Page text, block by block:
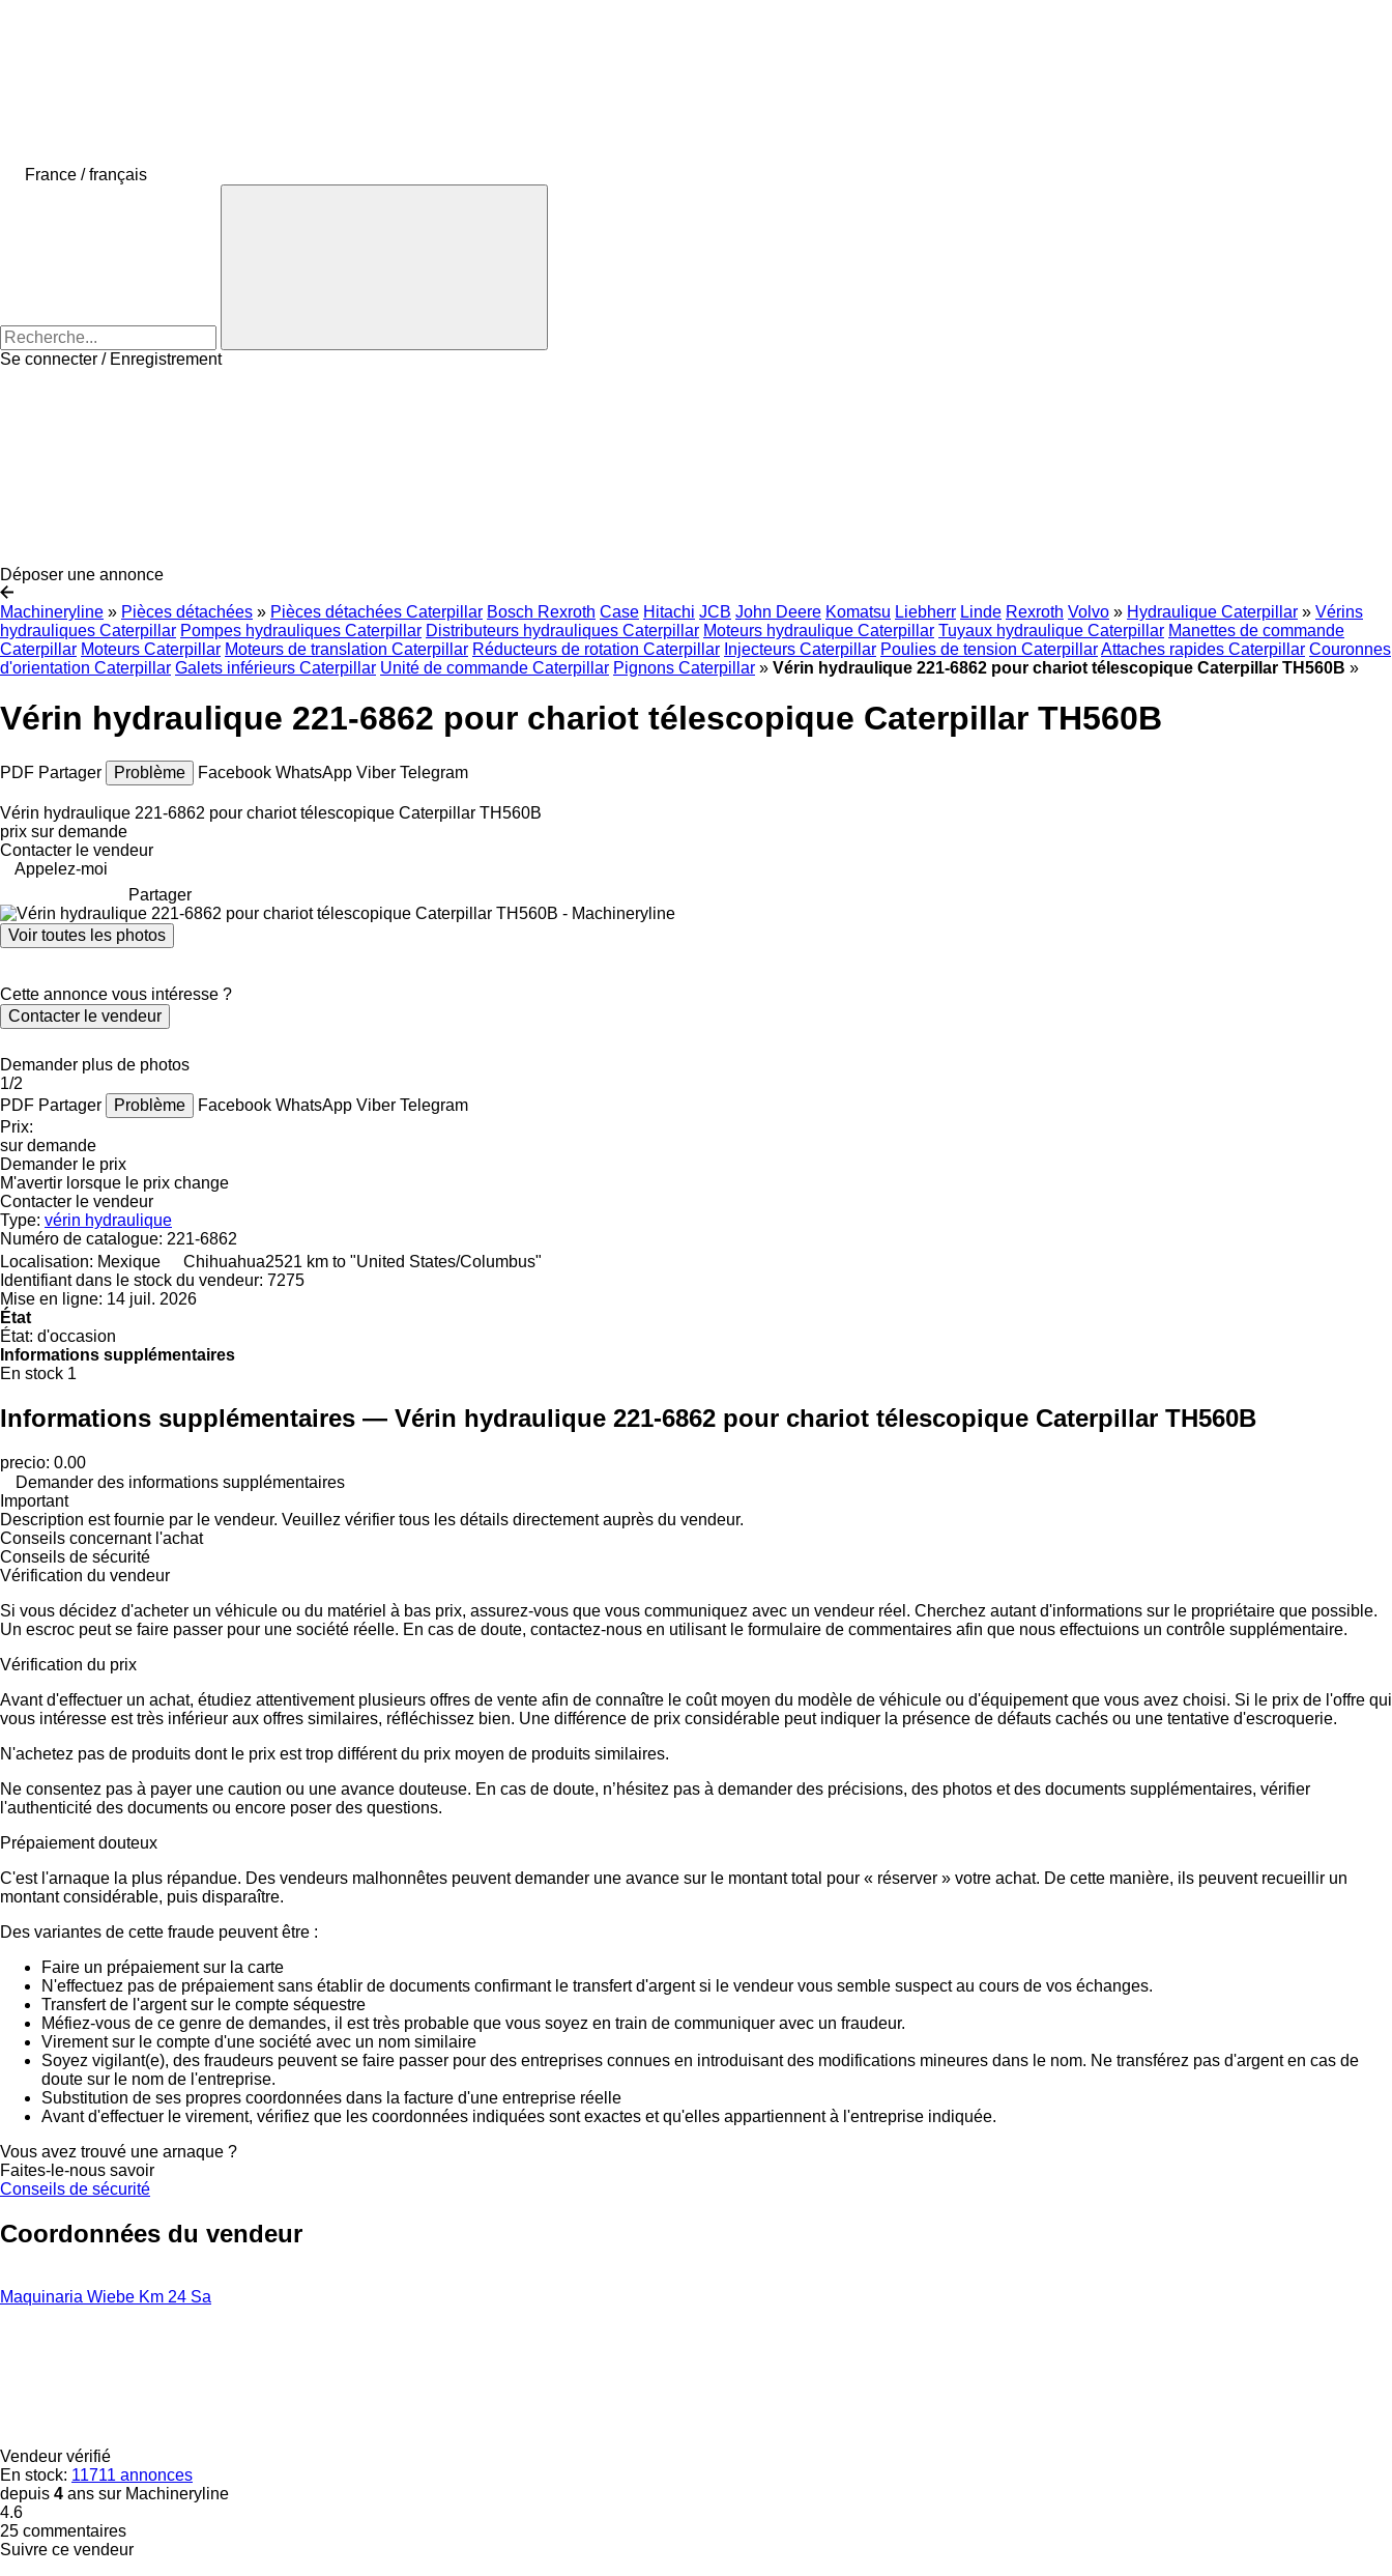
France / français
Se connecter / Enregistrement
Déposer une annonce
Machineryline » Pièces détachées » Pièces détachées Caterpillar Bosch Rexroth Case Hitachi JCB John Deere Komatsu Liebherr Linde Rexroth Volvo » Hydraulique Caterpillar » Vérins
hydrauliques Caterpillar Pompes hydrauliques Caterpillar Distributeurs hydrauliques Caterpillar Moteurs hydraulique Caterpillar Tuyaux hydraulique Caterpillar Manettes de commande
Caterpillar Moteurs Caterpillar Moteurs de translation Caterpillar Réducteurs de rotation Caterpillar Injecteurs Caterpillar Poulies de tension CaterpillarAttaches rapides Caterpillar Couronnes
d'orientation Caterpillar Galets inférieurs Caterpillar Unité de commande Caterpillar Pignons Caterpillar » Vérin hydraulique 221-6862 pour chariot télescopique Caterpillar TH560B »
Vérin hydraulique 221-6862 pour chariot télescopique Caterpillar TH560B
PDF Partager Problème Facebook WhatsApp Viber Telegram
Vérin hydraulique 221-6862 pour chariot télescopique Caterpillar TH560B
prix sur demande
Contacter le vendeur
Appelez-moi
Partager
Voir toutes les photos
Cette annonce vous intéresse ?
Contacter le vendeur
Demander plus de photos
1/2
PDF Partager Problème Facebook WhatsApp Viber Telegram
Prix:
sur demande
Demander le prix
M'avertir lorsque le prix change
Contacter le vendeur
Type: vérin hydraulique
Numéro de catalogue: 221-6862
Localisation: Mexique Chihuahua2521 km to "United States/Columbus"
Identifiant dans le stock du vendeur: 7275
Mise en ligne: 14 juil. 2026
État
État: d'occasion
Informations supplémentaires
En stock 1
Informations supplémentaires — Vérin hydraulique 221-6862 pour chariot télescopique Caterpillar TH560B
precio: 0.00
Demander des informations supplémentaires
Important
Description est fournie par le vendeur. Veuillez vérifier tous les détails directement auprès du vendeur.
Conseils concernant l'achat
Conseils de sécurité
Vérification du vendeur
Si vous décidez d'acheter un véhicule ou du matériel à bas prix, assurez-vous que vous communiquez avec un vendeur réel. Cherchez autant d'informations sur le propriétaire que possible.
Un escroc peut se faire passer pour une société réelle. En cas de doute, contactez-nous en utilisant le formulaire de commentaires afin que nous effectuions un contrôle supplémentaire.
Vérification du prix
Avant d'effectuer un achat, étudiez attentivement plusieurs offres de vente afin de connaître le coût moyen du modèle de véhicule ou d'équipement que vous avez choisi. Si le prix de l'offre qui
vous intéresse est très inférieur aux offres similaires, réfléchissez bien. Une différence de prix considérable peut indiquer la présence de défauts cachés ou une tentative d'escroquerie.
N'achetez pas de produits dont le prix est trop différent du prix moyen de produits similaires.
Ne consentez pas à payer une caution ou une avance douteuse. En cas de doute, n’hésitez pas à demander des précisions, des photos et des documents supplémentaires, vérifier
l'authenticité des documents ou encore poser des questions.
Prépaiement douteux
C'est l'arnaque la plus répandue. Des vendeurs malhonnêtes peuvent demander une avance sur le montant total pour « réserver » votre achat. De cette manière, ils peuvent recueillir un
montant considérable, puis disparaître.
Des variantes de cette fraude peuvent être :
Faire un prépaiement sur la carte
N'effectuez pas de prépaiement sans établir de documents confirmant le transfert d'argent si le vendeur vous semble suspect au cours de vos échanges.
Transfert de l'argent sur le compte séquestre
Méfiez-vous de ce genre de demandes, il est très probable que vous soyez en train de communiquer avec un fraudeur.
Virement sur le compte d'une société avec un nom similaire
Soyez vigilant(e), des fraudeurs peuvent se faire passer pour des entreprises connues en introduisant des modifications mineures dans le nom. Ne transférez pas d'argent en cas de
doute sur le nom de l'entreprise.
Substitution de ses propres coordonnées dans la facture d'une entreprise réelle
Avant d'effectuer le virement, vérifiez que les coordonnées indiquées sont exactes et qu'elles appartiennent à l'entreprise indiquée.
Vous avez trouvé une arnaque ?
Faites-le-nous savoir
Conseils de sécurité
Coordonnées du vendeur
Maquinaria Wiebe Km 24 Sa
Vendeur vérifié
En stock: 11711 annonces
depuis 4 ans sur Machineryline
4.6
25 commentaires
Suivre ce vendeur